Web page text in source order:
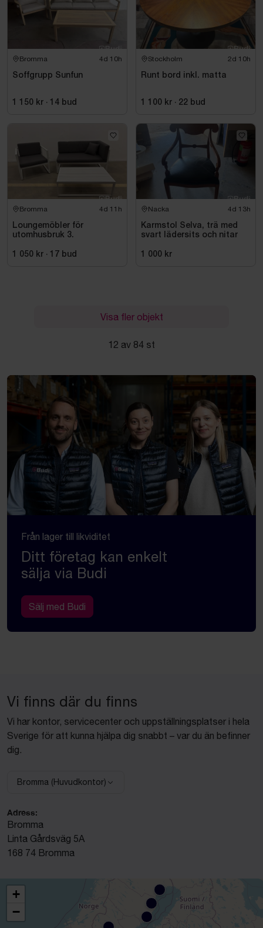
Bromma 4d 10h
Soffgrupp Sunfun
1 150 kr · 14 bud
Stockholm 2d 10h
Runt bord inkl. matta
1 100 kr · 22 bud
Bromma 4d 11h
Loungemöbler för
utomhusbruk 3.
1 050 kr · 17 bud
Nacka 4d 13h
Karmstol Selva, trä med
svart lädersits och nitar
1 000 kr
Visa fler objekt
12 av 84 st
Från lager till likviditet
Ditt företag kan enkelt
sälja via Budi
Sälj med Budi
Vi finns där du finns
Vi har kontor, servicecenter och uppställningsplatser i hela
Sverige för att kunna hjälpa dig snabbt – var du än befinner
dig.
Välj anläggning:
Bromma (Huvudkontor)
Adress:
Bromma
Linta Gårdsväg 5A
168 74 Bromma
+
−